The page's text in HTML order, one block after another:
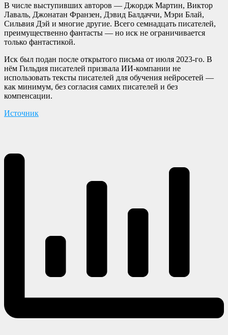
В числе выступивших авторов — Джордж Мартин, Виктор
Лаваль, Джонатан Франзен, Дэвид Балдаччи, Мэри Блай,
Сильвия Дэй и многие другие. Всего семнадцать писателей,
преимущественно фантасты — но иск не ограничивается
только фантастикой.
Иск был подан после открытого письма от июля 2023-го. В
нём Гильдия писателей призвала ИИ-компании не
использовать тексты писателей для обучения нейросетей —
как минимум, без согласия самих писателей и без
компенсации.
Источник